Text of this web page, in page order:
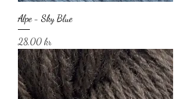
Alpe - Sky Blue
Pris
28,00 kr